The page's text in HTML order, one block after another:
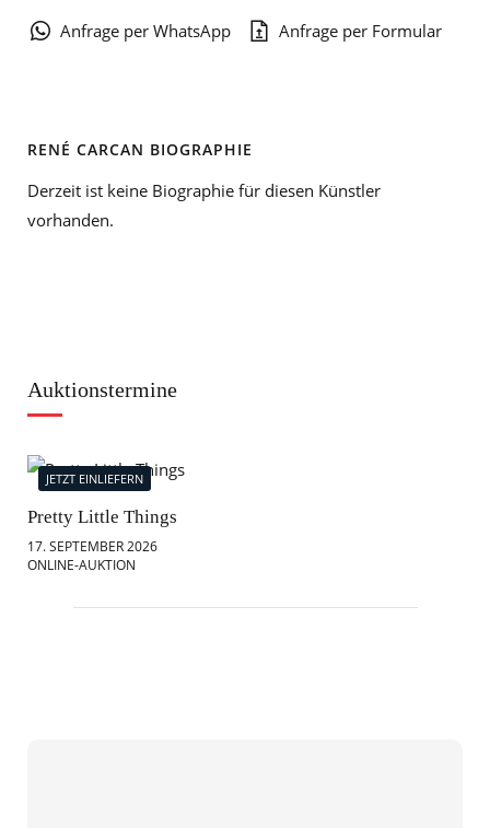
Anfrage per WhatsApp Anfrage per Formular
RENÉ CARCAN BIOGRAPHIE
Derzeit ist keine Biographie für diesen Künstler
vorhanden.
Auktionstermine
JETZT EINLIEFERN
Pretty Little Things
17. SEPTEMBER 2026
ONLINE-AUKTION